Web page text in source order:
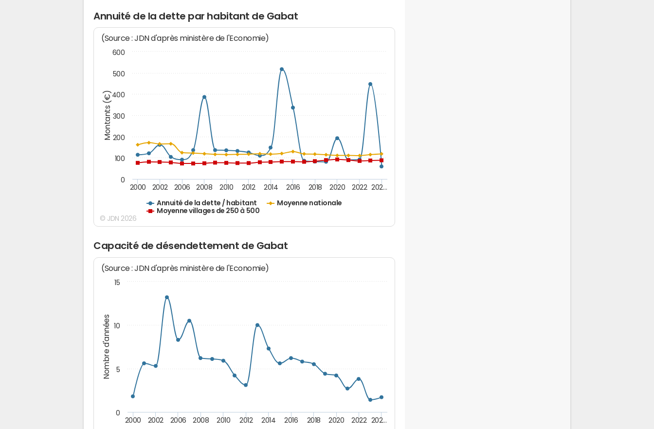
Annuité de la dette par habitant de Gabat
Montants (€)
(Source : JDN d'après ministère de l'Economie)
Annuité de la dette / habitant
Moyenne nationale
Moyenne villages de 250 à 500
2000 2002 2006 2008 2010 2012 2014 2016 2018 2020 2022 202…
0
100
200
300
400
500
600
© JDN 2026
Capacité de désendettement de Gabat
Nombre d'années
(Source : JDN d'après ministère de l'Economie)
2000 2002 2006 2008 2010 2012 2014 2016 2018 2020 2022 202…
0
5
10
15